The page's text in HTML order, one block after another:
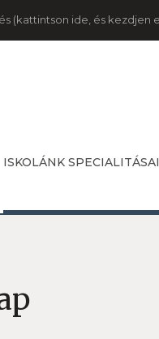
ISKOLÁNK SPECIALITÁSAI